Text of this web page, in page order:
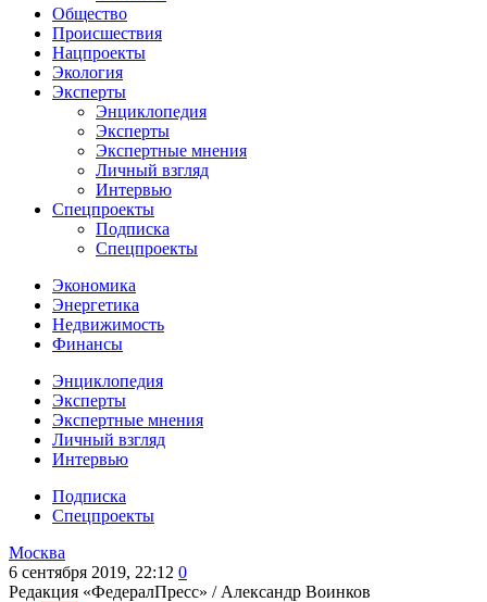
Общество
Происшествия
Нацпроекты
Экология
Эксперты
Энциклопедия
Эксперты
Экспертные мнения
Личный взгляд
Интервью
Спецпроекты
Подписка
Спецпроекты
Экономика
Энергетика
Недвижимость
Финансы
Энциклопедия
Эксперты
Экспертные мнения
Личный взгляд
Интервью
Подписка
Спецпроекты
Москва
6 сентября 2019, 22:12 0
Редакция «ФедералПресс» / Александр Воинков